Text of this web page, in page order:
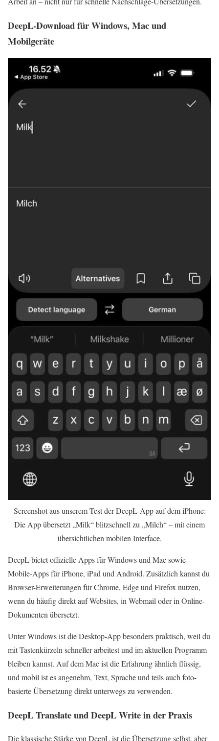
DeepL-Download für Windows, Mac und
Mobilgeräte
Screenshot aus unserem Test der DeepL-App auf dem iPhone:
Die App übersetzt „Milk“ blitzschnell zu „Milch“ – mit einem
übersichtlichen mobilen Interface.
DeepL bietet offizielle Apps für Windows und Mac sowie
Mobile-Apps für iPhone, iPad und Android. Zusätzlich kannst du
Browser-Erweiterungen für Chrome, Edge und Firefox nutzen,
wenn du häufig direkt auf Websites, in Webmail oder in Online-
Dokumenten übersetzt.
Unter Windows ist die Desktop-App besonders praktisch, weil du
mit Tastenkürzeln schneller arbeitest und im aktuellen Programm
bleiben kannst. Auf dem Mac ist die Erfahrung ähnlich flüssig,
und mobil ist es angenehm, Text, Sprache und teils auch foto-
basierte Übersetzung direkt unterwegs zu verwenden.
DeepL Translate und DeepL Write in der Praxis
Die klassische Stärke von DeepL ist die Übersetzung selbst, aber